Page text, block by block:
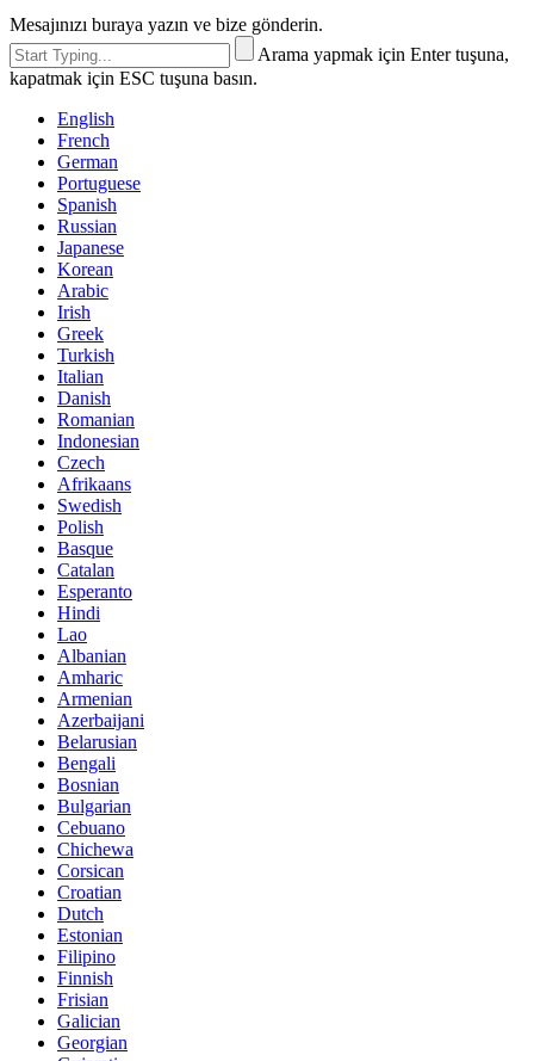
Mesajınızı buraya yazın ve bize gönderin.
Arama yapmak için Enter tuşuna,
kapatmak için ESC tuşuna basın.
English
French
German
Portuguese
Spanish
Russian
Japanese
Korean
Arabic
Irish
Greek
Turkish
Italian
Danish
Romanian
Indonesian
Czech
Afrikaans
Swedish
Polish
Basque
Catalan
Esperanto
Hindi
Lao
Albanian
Amharic
Armenian
Azerbaijani
Belarusian
Bengali
Bosnian
Bulgarian
Cebuano
Chichewa
Corsican
Croatian
Dutch
Estonian
Filipino
Finnish
Frisian
Galician
Georgian